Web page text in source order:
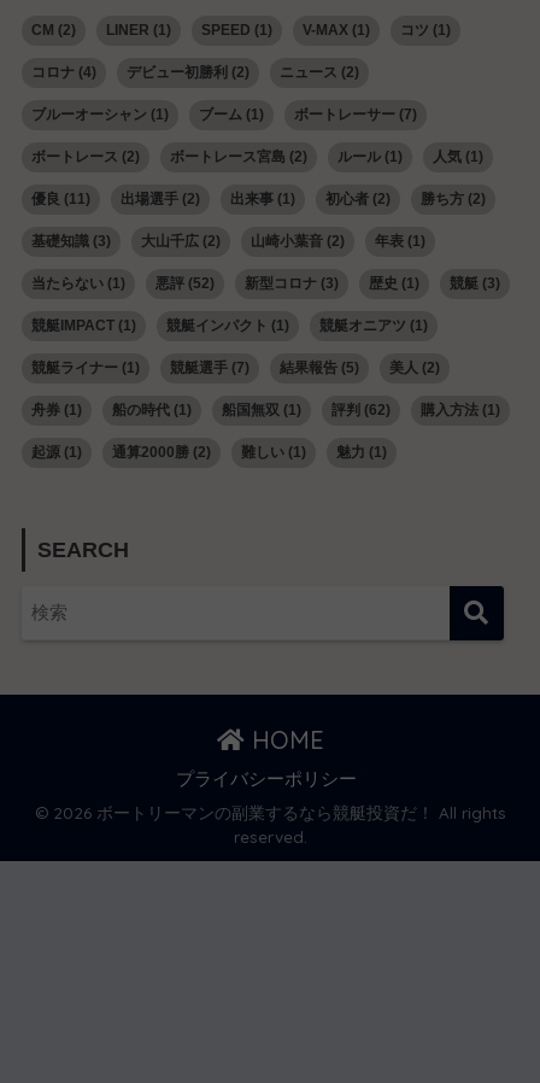
CM (2) LINER (1) SPEED (1) V-MAX(1) コツ (1)
コロナ(4) デビュー初勝利 (2) ニュース (2)
ブルーオーシャン (1) ブーム(1) ボートレーサー (7)
ボートレース (2) ボートレース宮島 (2) ルール(1) 人気(1)
優良 (11) 出場選手(2) 出来事(1) 初心者(2) 勝ち方(2)
基礎知識(3) 大山千広(2) 山崎小葉音(2) 年表(1)
当たらない(1) 悪評(52) 新型コロナ(3) 歴史 (1) 競艇 (3)
競艇IMPACT(1) 競艇インパクト (1) 競艇オニアツ (1)
競艇ライナー (1) 競艇選手(7) 結果報告(5) 美人 (2)
舟券(1) 船の時代(1) 船国無双 (1) 評判 (62) 購入方法(1)
起源(1) 通算2000勝(2) 難しい(1) 魅力 (1)
SEARCH
HOME
プライバシーポリシー
© 2026 ボートリーマンの副業するなら競艇投資だ！ All rights
reserved.